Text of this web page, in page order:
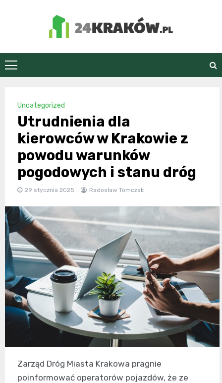
24Kraków.pl
Uncategorized
Utrudnienia dla
kierowców w Krakowie z
powodu warunków
pogodowych i stanu dróg
29 stycznia 2025 Radosław Tomczak
Zarząd Dróg Miasta Krakowa pragnie
poinformować operatorów pojazdów, że ze